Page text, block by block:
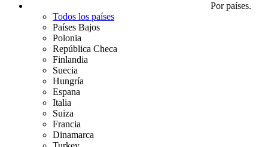
Por países.
Todos los países
Países Bajos
Polonia
República Checa
Finlandia
Suecia
Hungría
Espana
Italia
Suiza
Francia
Dinamarca